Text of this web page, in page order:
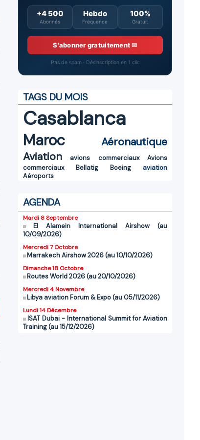
+4 500
Abonnés
Hebdo
Fréquence
100%
Gratuit
S'abonner gratuitement ✉
Pas de spam · Désinscription en 1 clic
TAGS DU MOIS
Casablanca
Maroc
Aéronautique
Aviation
avions commerciaux
Avions
commerciaux
Bellatig Boeing
aviation
Aéroports
AGENDA
Mardi 8 Septembre
El Alamein International Airshow (au
10/09/2026)
Mercredi 7 Octobre
Marrakech Airshow 2026 (au 10/10/2026)
Dimanche 18 Octobre
Routes World 2026 (au 20/10/2026)
Mercredi 4 Novembre
Libya aviation Forum & Expo (au 05/11/2026)
Lundi 14 Décembre
ISAT Dubai - International Summit for Aviation
Training (au 15/12/2026)